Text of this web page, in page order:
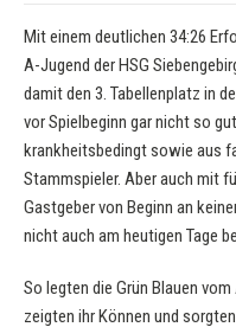
Mit einem deutlichen 34:26
A-Jugend der HSG
damit den 3. Tabellenplatz in
vor Spielbeginn gar nicht so
krankheitsbedingt sowie aus
Stammspieler. Aber auch mit
Gastgeber von Beginn an
nicht auch am heutigen Tage
So legten die Grün Blauen
zeigten ihr Können und